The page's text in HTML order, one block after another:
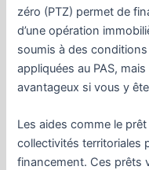
zéro (PTZ) permet de
d’une opération
soumis à des
appliquées au PAS,
avantageux si vous y
Les aides comme le
collectivités territoriales
financement. Ces prêts